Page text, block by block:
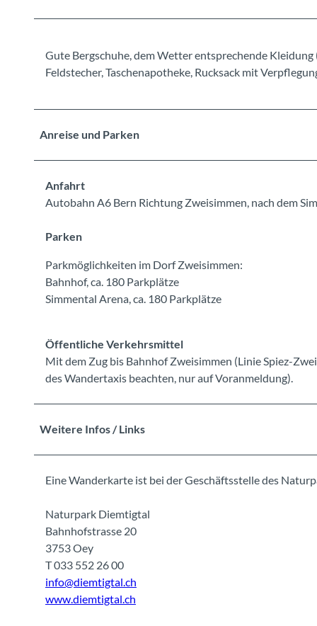
Gute Bergschuhe, dem Wetter entsprechende
Feldstecher, Taschenapotheke, Rucksack mit
Anreise und Parken
Anfahrt
Autobahn A6 Bern Richtung Zweisimmen, nach dem
Parken
Parkmöglichkeiten im Dorf Zweisimmen:
Bahnhof, ca. 180 Parkplätze
Simmental Arena, ca. 180 Parkplätze
Öffentliche Verkehrsmittel
Mit dem Zug bis Bahnhof Zweisimmen (Linie Spiez-
des Wandertaxis beachten, nur auf Voranmeldung).
Weitere Infos / Links
Eine Wanderkarte ist bei der Geschäftsstelle des
Naturpark Diemtigtal
Bahnhofstrasse 20
3753 Oey
T 033 552 26 00
info@diemtigtal.ch
www.diemtigtal.ch